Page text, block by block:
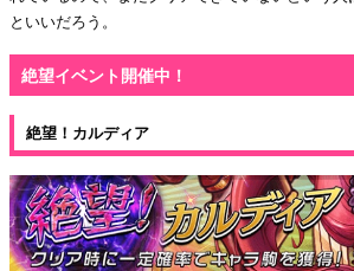
といいだろう。
絶望イベント開催中！
絶望！カルディア